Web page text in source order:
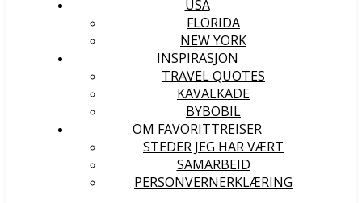
USA
FLORIDA
NEW YORK
INSPIRASJON
TRAVEL QUOTES
KAVALKADE
BYBOBIL
OM FAVORITTREISER
STEDER JEG HAR VÆRT
SAMARBEID
PERSONVERNERKLÆRING